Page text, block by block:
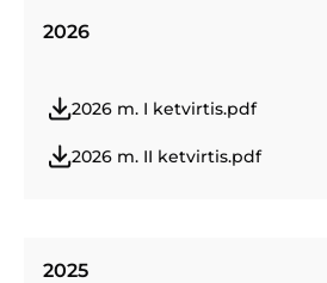
2026
2026 m. I ketvirtis.pdf
2026 m. II ketvirtis.pdf
2025